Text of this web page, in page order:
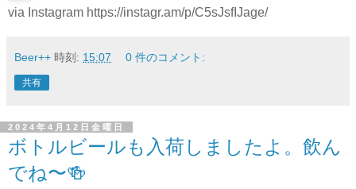
via Instagram https://instagr.am/p/C5sJsfIJage/
Beer++ 時刻: 15:07 0 件のコメント:
共有
2024年4月12日金曜日
ボトルビールも入荷しましたよ。飲ん
でね〜🍻